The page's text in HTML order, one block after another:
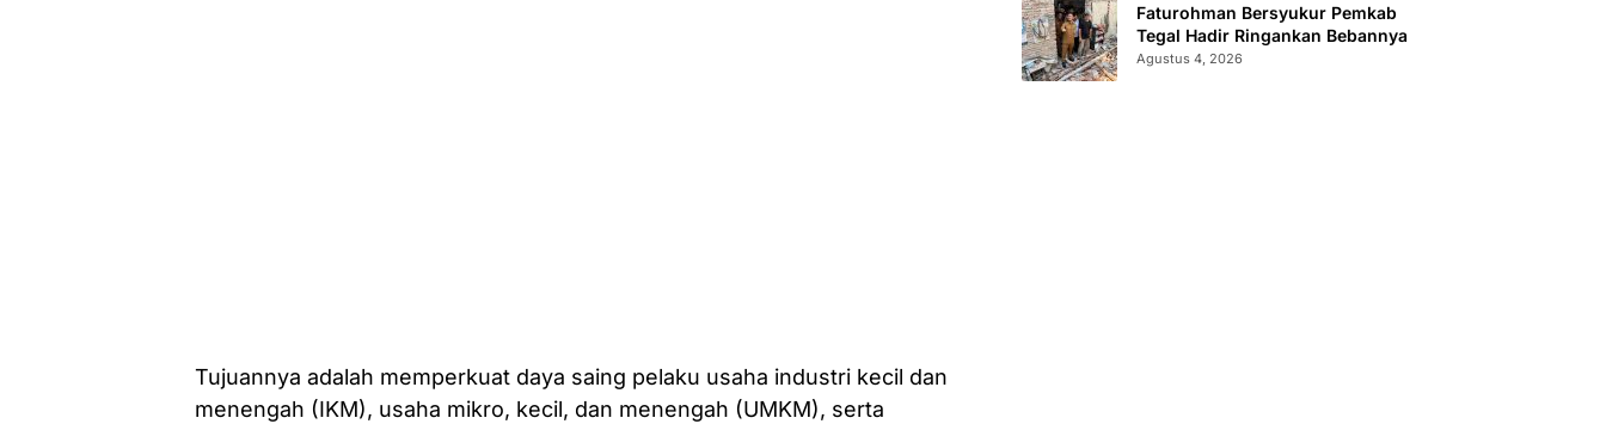
Tujuannya adalah memperkuat daya saing pelaku usaha industri kecil dan
menengah (IKM), usaha mikro, kecil, dan menengah (UMKM), serta
Faturohman Bersyukur Pemkab
Tegal Hadir Ringankan Bebannya
Agustus 4, 2026